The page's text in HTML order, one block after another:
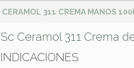
CERAMOL 311 CREMA MANOS
Sc Ceramol 311 Crema
INDICACIONES